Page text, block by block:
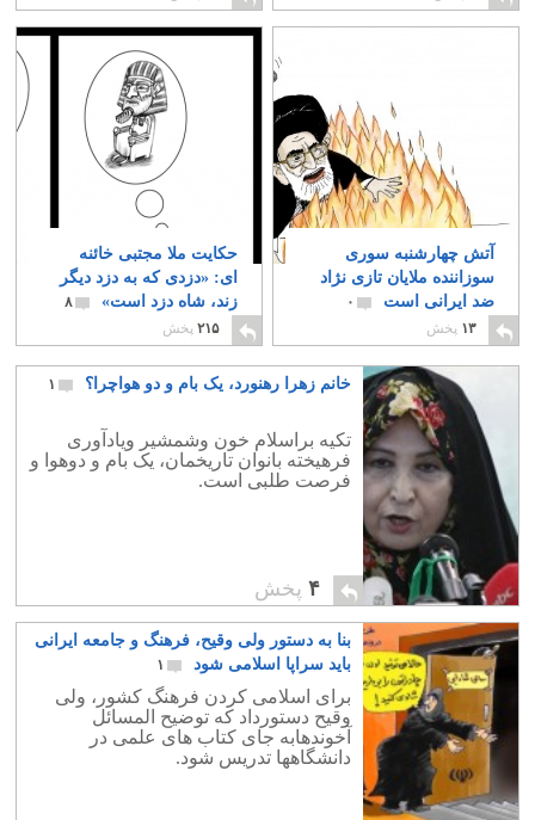
آتش چهارشنبه سوری
سوزاننده ملایان تازی نژاد
ضد ایرانی است
۰
۱۳ پخش
حکایت ملا مجتبی خائنه
ای: «دزدی که به دزد دیگر
زند، شاه دزد است»
۸
۲۱۵ پخش
خانم زهرا رهنورد، یک بام و دو هواچرا؟ ۱
تکیه براسلام خون وشمشیر ویادآوری
فرهیخته بانوان تاریخمان، یک بام و دوهوا و
فرصت طلبی است.
۴ پخش
بنا به دستور ولی وقیح، فرهنگ و جامعه ایرانی
باید سراپا اسلامی شود
۱
برای اسلامی کردن فرهنگ کشور، ولی
وقیح دستورداد که توضیح المسائل
آخوندهابه جای کتاب های علمی در
دانشگاهها تدریس شود.